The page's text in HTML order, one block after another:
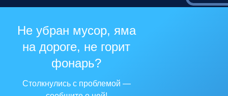
Не убран мусор, яма
на дороге, не горит
фонарь?
Столкнулись с проблемой —